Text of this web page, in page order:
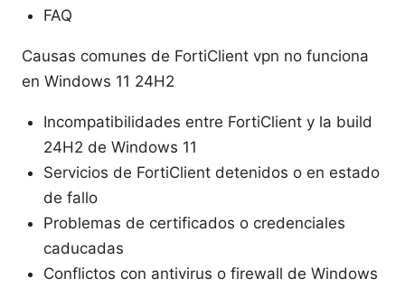
FAQ
Causas comunes de FortiClient vpn no funciona
en Windows 11 24H2
Incompatibilidades entre FortiClient y la build
24H2 de Windows 11
Servicios de FortiClient detenidos o en estado
de fallo
Problemas de certificados o credenciales
caducadas
Conflictos con antivirus o firewall de Windows